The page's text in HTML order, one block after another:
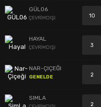
GÜL06
ÇEVRİMDIŞI 10
HAYAL
ÇEVRİMDIŞI 3
NAR-ÇIÇEĞI
GENELDE 2
SIMLA
2